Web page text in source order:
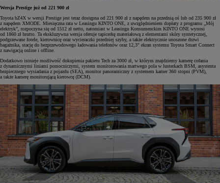
Wersja Prestige już od 221 900 zł
Toyota bZ4X w wersji Prestige jest teraz dostępna od 221 900 zł z napędem na przednią oś lub od 235 900 zł
z napędem XMODE. Miesięczna rata w Leasingu KINTO ONE, z uwzględnieniem dopłaty z programu „Mój
elektryk”, rozpoczyna się od 1512 zł netto, natomiast w Leasingu Konsumenckim KINTO ONE wynosi
od 1860 zł brutto. Ta ekskluzywna wersja oferuje tapicerkę materiałową z elementami skóry syntetycznej,
podgrzewane fotele, kierownicę oraz wycieraczki przedniej szyby, a także elektrycznie unoszone drzwi
bagażnika, stację do bezprzewodowego ładowania telefonów oraz 12,3" ekran systemu Toyota Smart Connect
z nawigacją online i offline.
Dodatkowo istnieje możliwość dokupienia pakietu Tech za 3000 zł, w którym znajdziemy kamerę cofania
z dynamicznymi liniami pomocniczymi, system monitorowania martwego pola w lusterkach BSM, asystenta
bezpiecznego wysiadania z pojazdu (SEA), monitor panoramiczny z systemem kamer 360 stopni (PVM),
a także kamerę monitorującą kierowcę (DCM).